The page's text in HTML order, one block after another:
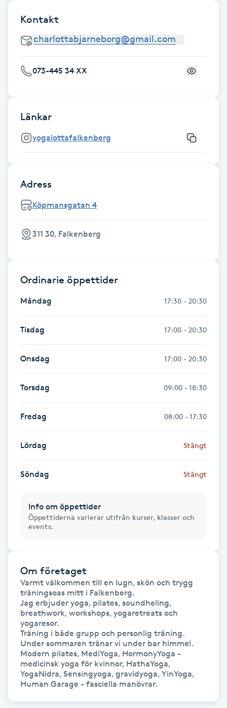
Hårbottenbehandling
Hälsa
I
Idrottsmassage
Japansk massage
Katun fransar
Kemisk peeling
Kiropraktik
Klangmassage
Klippning
Klippning & Slingor
Klippning ungdom
Koppningsmassage
Kontakt
073-445 34 XX
Länkar
yogalottafalkenberg
Adress
Köpmansgatan 4
311 30, Falkenberg
Ordinarie öppettider
Måndag 17:30 - 20:30
Tisdag 17:00 - 20:30
Onsdag 17:00 - 20:30
Torsdag 09:00 - 18:30
Fredag 08:00 - 17:30
Lördag Stängt
Söndag Stängt
Info om öppettider
Öppettiderna varierar utifrån kurser, klasser och
events.
Om företaget
Varmt välkommen till en lugn, skön och trygg
träningsoas mitt i Falkenberg.
Jag erbjuder yoga, pilates, soundheling,
breathwork, workshops, yogaretreats och
yogaresor.
Träning i både grupp och personlig träning.
Under sommaren tränar vi under bar himmel.
Modern pilates, MediYoga, HormonyYoga -
medicinsk yoga för kvinnor, HathaYoga,
YogaNidra, Sensingyoga, gravidyoga, YinYoga,
Human Garage - fasciella manövrar.